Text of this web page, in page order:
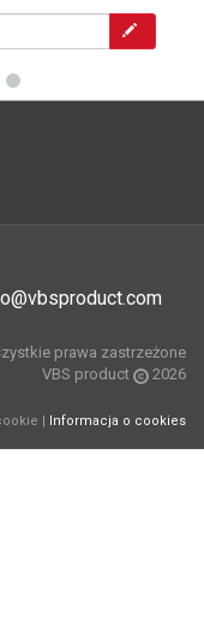
prawa zastrzeżone
VBS product
2026
| Informacja o cookies